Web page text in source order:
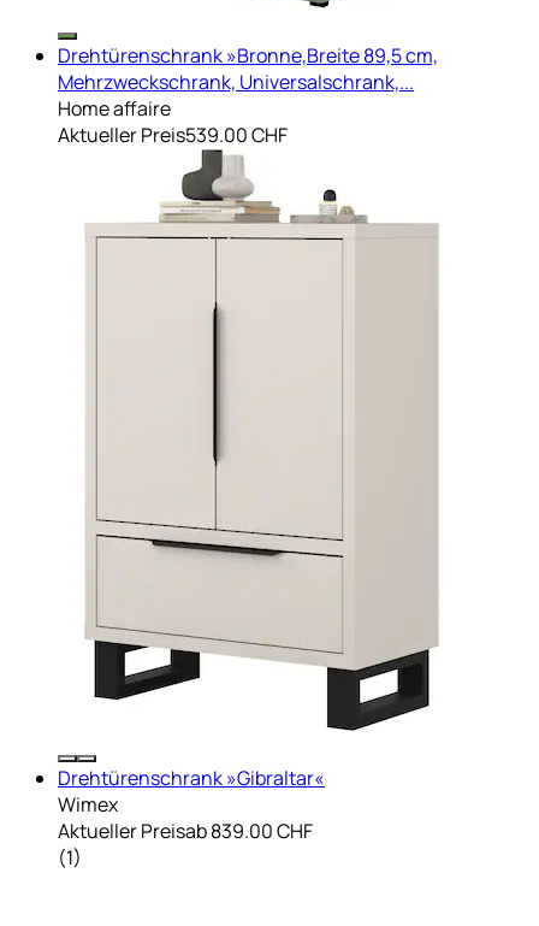
Drehtürenschrank »Bronne,Breite 89,5 cm,
Mehrzweckschrank, Universalschrank,...
Home affaire
Aktueller Preis539.00 CHF
Drehtürenschrank »Gibraltar«
Wimex
Aktueller Preisab839.00 CHF
(1)